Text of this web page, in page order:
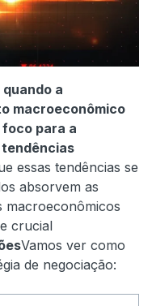
a
macroeconômico
para a
essas tendências se
absorvem as
macroeconômicos
crucial
Vamos ver como
de negociação: